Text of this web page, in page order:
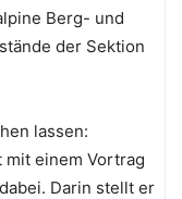
Berg- und
der Sektion
lassen:
mit einem Vortrag
Darin stellt er